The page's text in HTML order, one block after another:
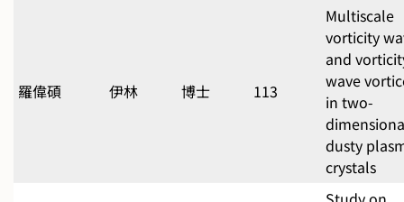
羅偉碩 伊林 博士 113
Multiscale
vorticity
and
wave
in two-
dusty
crystals